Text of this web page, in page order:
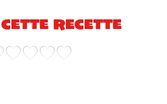
recette